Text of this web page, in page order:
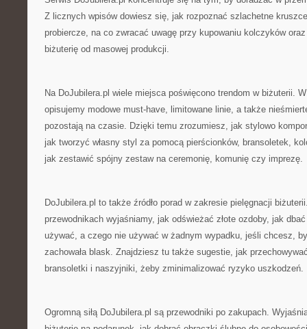
Z licznych wpisów dowiesz się, jak rozpoznać szlachetne
probiercze, na co zwracać uwagę przy kupowaniu kolczyków
biżuterię od masowej produkcji.
Na DoJubilera.pl wiele miejsca poświęcono trendom w biżuterii.
opisujemy modowe must-have, limitowane linie, a także
pozostają na czasie. Dzięki temu zrozumiesz, jak stylowo
jak tworzyć własny styl za pomocą pierścionków, bransoletek,
jak zestawić spójny zestaw na ceremonię, komunię czy imprezę.
DoJubilera.pl to także źródło porad w zakresie pielęgnacji
przewodnikach wyjaśniamy, jak odświeżać złote ozdoby, jak
używać, a czego nie używać w żadnym wypadku, jeśli chcesz,
zachowała blask. Znajdziesz tu także sugestie, jak
bransoletki i naszyjniki, żeby zminimalizować ryzyko uszkodzeń.
Ogromną siłą DoJubilera.pl są przewodniki po zakupach.